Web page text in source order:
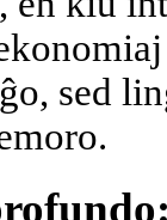
sed